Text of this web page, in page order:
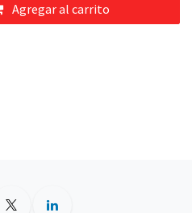
Agregar al carrito